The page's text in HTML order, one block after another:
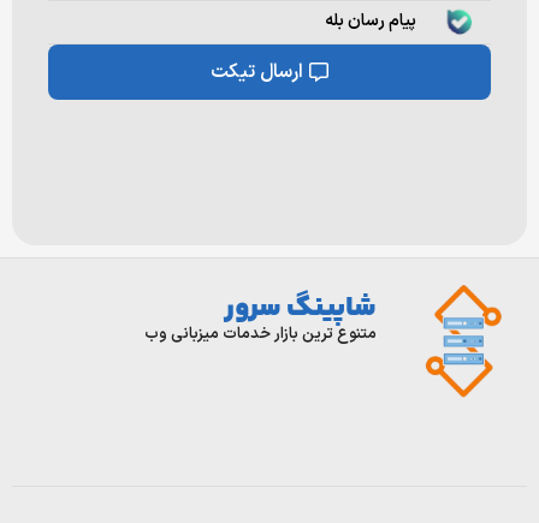
پیام رسان بله
ارسال تیکت
شاپینگ سرور
متنوع ترین بازار خدمات میزبانی وب